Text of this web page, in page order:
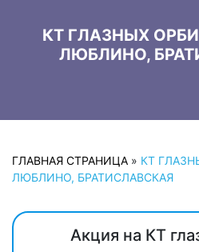
КТ ГЛАЗНЫХ
ЛЮБЛИНО,
ГЛАВНАЯ СТРАНИЦА » КТ
ЛЮБЛИНО, БРАТИСЛАВСКАЯ
Акция на КТ